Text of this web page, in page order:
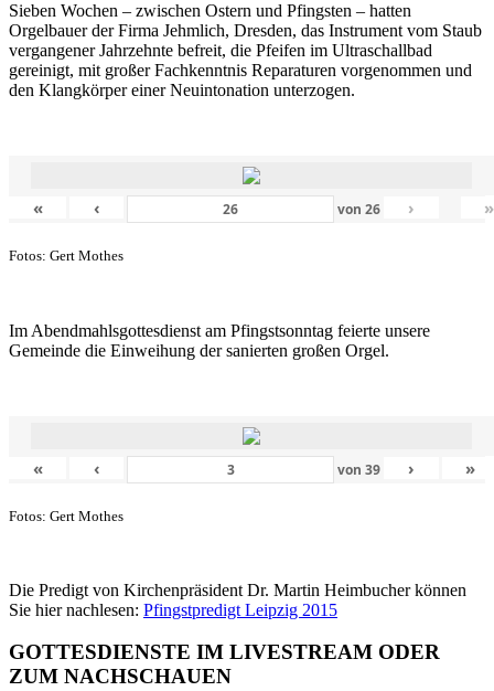
Sieben Wochen – zwischen Ostern und Pfingsten – hatten
Orgelbauer der Firma Jehmlich, Dresden, das Instrument vom Staub
vergangener Jahrzehnte befreit, die Pfeifen im Ultraschallbad
gereinigt, mit großer Fachkenntnis Reparaturen vorgenommen und
den Klangkörper einer Neuintonation unterzogen.
« ‹ von26 › »
Fotos: Gert Mothes
Im Abendmahlsgottesdienst am Pfingstsonntag feierte unsere
Gemeinde die Einweihung der sanierten großen Orgel.
« ‹ von39 › »
Fotos: Gert Mothes
Die Predigt von Kirchenpräsident Dr. Martin Heimbucher können
Sie hier nachlesen: Pfingstpredigt Leipzig 2015
GOTTESDIENSTE IM LIVESTREAM ODER
ZUM NACHSCHAUEN